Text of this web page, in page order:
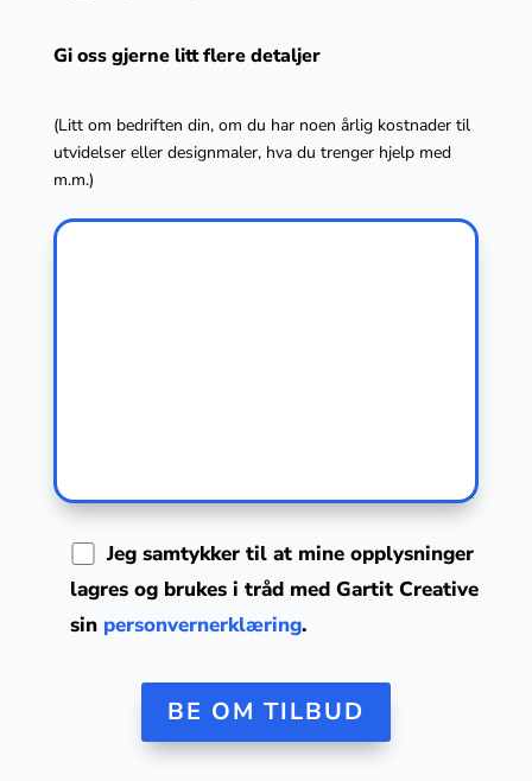
Gi oss gjerne litt flere detaljer
(Litt om bedriften din, om du har noen årlig kostnader til
utvidelser eller designmaler, hva du trenger hjelp med
m.m.)
Jeg samtykker til at mine opplysninger
lagres og brukes i tråd med Gartit Creative
sin personvernerklæring.
BE OM TILBUD